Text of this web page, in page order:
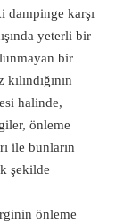
karşı
yeterli bir
bir
halinde,
önleme
ile bunların
şekilde
önleme